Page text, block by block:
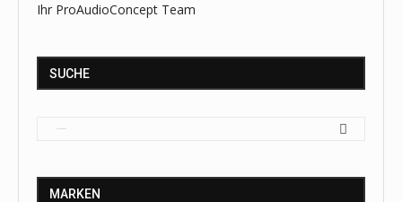
Ihr ProAudioConcept Team
SUCHE
MARKEN